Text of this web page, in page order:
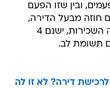
ובין שזו הפעם
חוזה מבעל הדירה,
לפני שאתם חותמים על חוזה השכירות, ישנם 4
תשומת לב.
דירה? לא זו לה